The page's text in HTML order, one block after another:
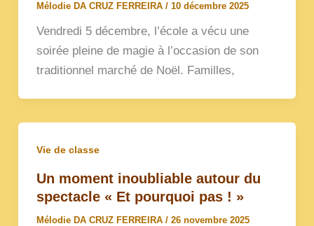
Mélodie DA CRUZ FERREIRA / 10 décembre 2025
Vendredi 5 décembre, l’école a vécu une
soirée pleine de magie à l’occasion de son
traditionnel marché de Noël. Familles,
Vie de classe
Un moment inoubliable autour du
spectacle « Et pourquoi pas ! »
Mélodie DA CRUZ FERREIRA / 26 novembre 2025